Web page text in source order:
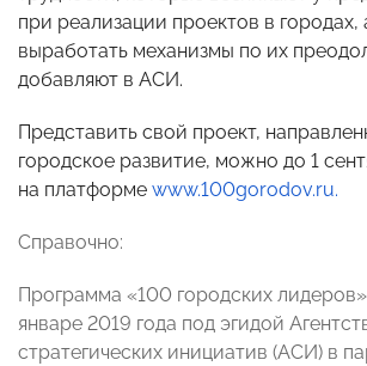
при реализации проектов в городах,
выработать механизмы по их
добавляют в АСИ.
Представить свой проект,
городское развитие, можно до 1
на платформе www.100gorodov.ru.
Справочно:
Программа «100 городских
январе 2019 года под эгидой
стратегических инициатив (АСИ) в